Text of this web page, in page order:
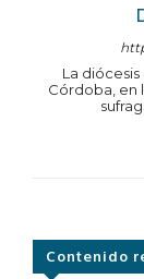
La
Córdoba, en
Contenido